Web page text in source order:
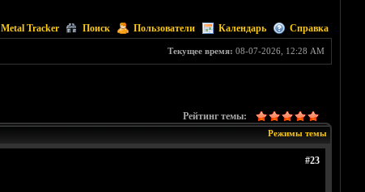
Metal Tracker Поиск Пользователи Календарь Справка
Текущее время: 08-07-2026, 12:28 AM
Рейтинг темы:
Режимы темы
#23